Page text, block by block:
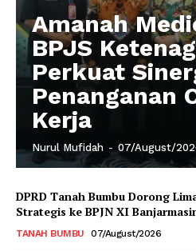
Amanah
BPJS
Perkuat
Penanganan
Kerja
Nurul Mufidah - 07/August/
DPRD Tanah Bumbu Dorong
Strategis ke BPJN XI
TANAH BUMBU 07/August/2026